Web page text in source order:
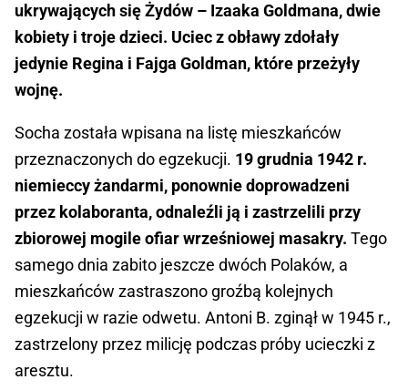
ukrywających się Żydów – Izaaka Goldmana, dwie
kobiety i troje dzieci. Uciec z obławy zdołały
jedynie Regina i Fajga Goldman, które przeżyły
wojnę.
Socha została wpisana na listę mieszkańców
przeznaczonych do egzekucji. 19 grudnia 1942 r.
niemieccy żandarmi, ponownie doprowadzeni
przez kolaboranta, odnaleźli ją i zastrzelili przy
zbiorowej mogile ofiar wrześniowej masakry. Tego
samego dnia zabito jeszcze dwóch Polaków, a
mieszkańców zastraszono groźbą kolejnych
egzekucji w razie odwetu. Antoni B. zginął w 1945 r.,
zastrzelony przez milicję podczas próby ucieczki z
aresztu.